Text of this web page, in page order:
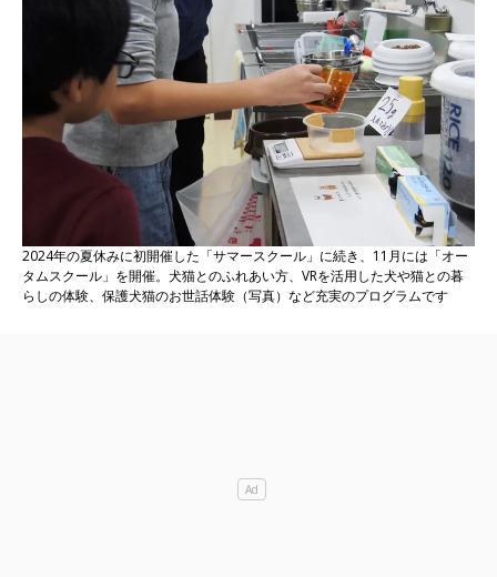
2024年の夏休みに初開催した「サマースクール」に続き、11月には「オー
タムスクール」を開催。犬猫とのふれあい方、VRを活用した犬や猫との暮
らしの体験、保護犬猫のお世話体験（写真）など充実のプログラムです